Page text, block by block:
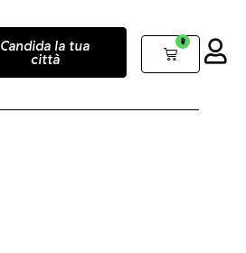
Candida la tua
città
0